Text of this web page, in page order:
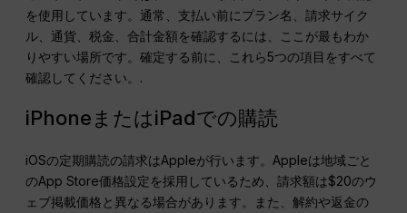
を使用しています。通常、支払い前にプラン名、請求サイク
ル、通貨、税金、合計金額を確認するには、ここが最もわか
りやすい場所です。確定する前に、これら5つの項目をすべて
確認してください。.
iPhoneまたはiPadでの購読
iOSの定期購読の請求はAppleが行います。Appleは地域ごと
のApp Store価格設定を採用しているため、請求額は$20のウ
ェブ掲載価格と異なる場合があります。また、解約や返金の